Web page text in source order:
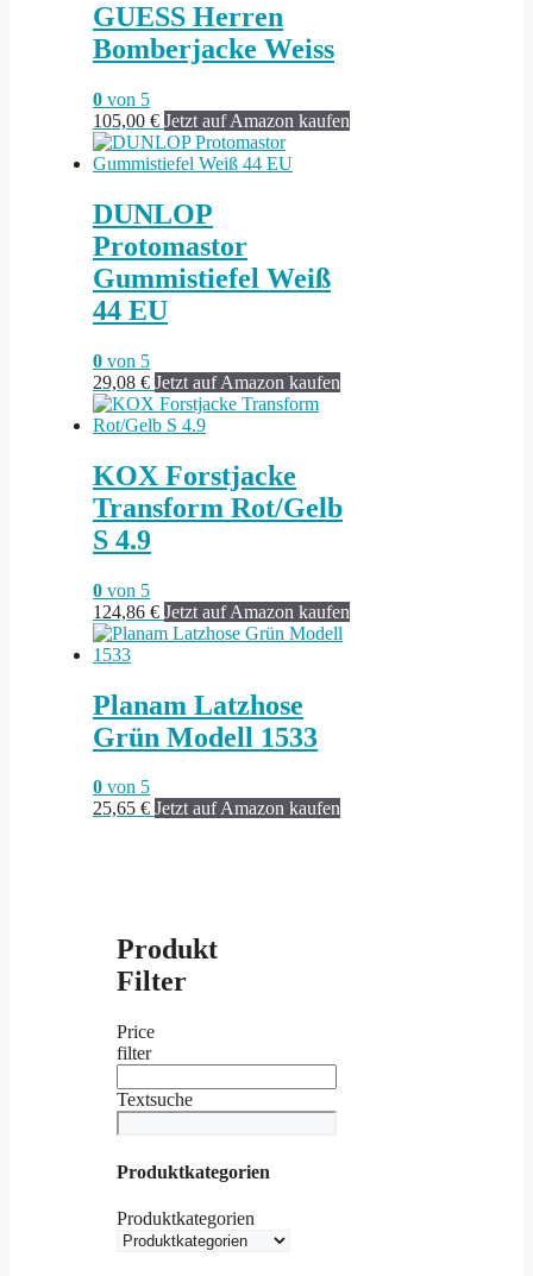
GUESS Herren
Bomberjacke Weiss
0 von 5
105,00 € Jetzt auf Amazon kaufen
DUNLOP
Protomastor
Gummistiefel Weiß
44 EU
0 von 5
29,08 € Jetzt auf Amazon kaufen
KOX Forstjacke
Transform Rot/Gelb
S 4.9
0 von 5
124,86 € Jetzt auf Amazon kaufen
Planam Latzhose
Grün Modell 1533
0 von 5
25,65 € Jetzt auf Amazon kaufen
Produkt
Filter
Price
filter
Textsuche
Produktkategorien
Produktkategorien